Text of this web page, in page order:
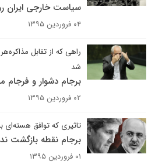
سیاست خارجی ایران
۰۴ فروردین ۱۳۹۵
راهی که از تقابل
شد
برجام دشوار و فرجام
۰۲ فروردین ۱۳۹۵
تاثیری که توافق هسته‌ای
برجام نقطه بازگشت
۰۱ فروردین ۱۳۹۵